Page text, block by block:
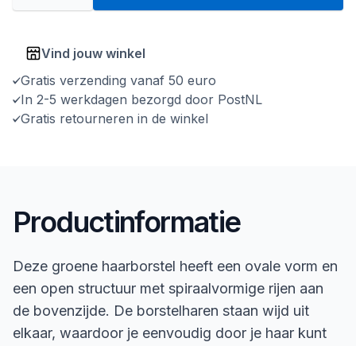
Vind jouw winkel
Gratis verzending vanaf 50 euro
In 2-5 werkdagen bezorgd door PostNL
Gratis retourneren in de winkel
Productinformatie
Deze groene haarborstel heeft een ovale vorm en
een open structuur met spiraalvormige rijen aan
de bovenzijde. De borstelharen staan wijd uit
elkaar, waardoor je eenvoudig door je haar kunt